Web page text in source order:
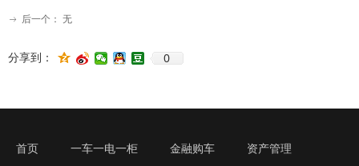
ꁹ 后一个： 无
分享到： 0
首页 一车一电一柜 金融购车 资产管理